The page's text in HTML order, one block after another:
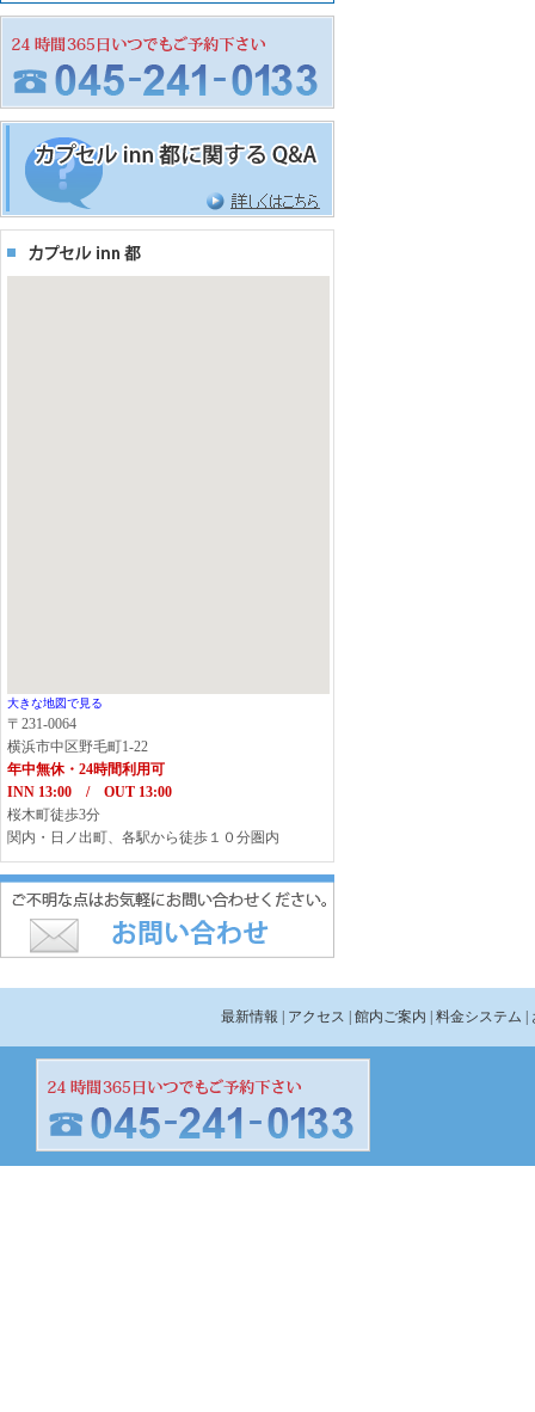
大きな地図で見る
〒231-0064
横浜市中区野毛町1-22
年中無休・24時間利用可
INN 13:00 / OUT 13:00
桜木町徒歩3分
関内・日ノ出町、各駅から徒歩１０分圏内
最新情報 | アクセス | 館内ご案内 | 料金システム